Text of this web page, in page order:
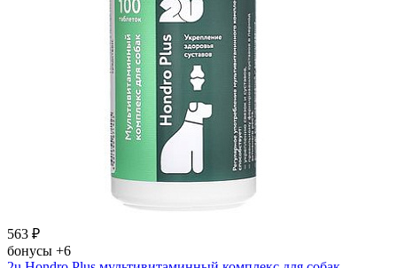
563 ₽
бонусы +6